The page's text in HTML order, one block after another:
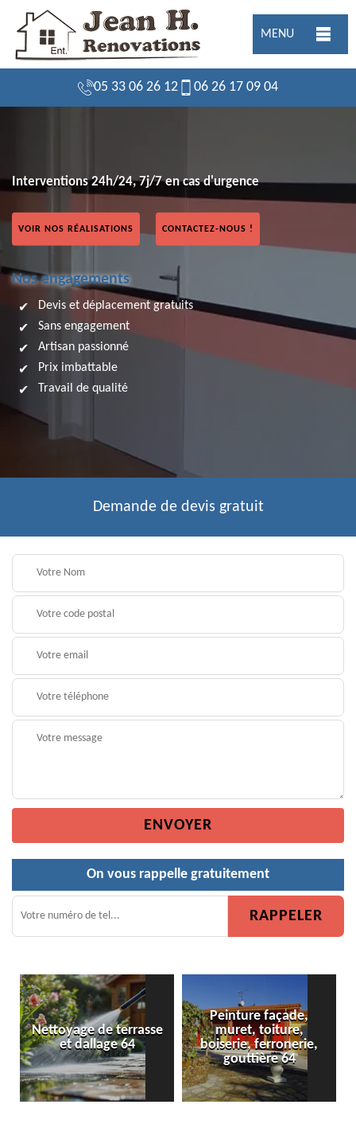
MENU
05 33 06 26 12 06 26 17 09 04
Interventions 24h/24, 7j/7 en cas d'urgence
VOIR NOS RÉALISATIONS CONTACTEZ-NOUS !
Nos engagements
Devis et déplacement gratuits
Sans engagement
Artisan passionné
Prix imbattable
Travail de qualité
Demande de devis gratuit
On vous rappelle gratuitement
Nettoyage de terrasse
et dallage 64
Peinture façade,
muret, toiture,
boiserie, ferronerie,
gouttière 64